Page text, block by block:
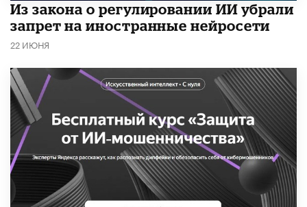
Из закона о регулировании ИИ убрали
запрет на иностранные нейросети
22 ИЮНЯ